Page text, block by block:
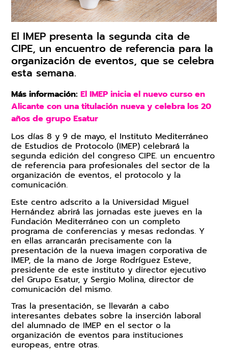
Trabaja en IMEP
Claustro Docente
Calidad y Medio Ambiente
El IMEP presenta la segunda cita de
CIPE, un encuentro de referencia para la
organización de eventos, que se celebra
esta semana.
Más información:El IMEP inicia el nuevo curso en
Alicante con una titulación nueva y celebra los 20
años de grupo Esatur
Los días 8 y 9 de mayo, el Instituto Mediterráneo
de Estudios de Protocolo (IMEP) celebrará la
segunda edición del congreso CIPE. un encuentro
de referencia para profesionales del sector de la
organización de eventos, el protocolo y la
comunicación.
Este centro adscrito a la Universidad Miguel
Hernández abrirá las jornadas este jueves en la
Fundación Mediterráneo con un completo
programa de conferencias y mesas redondas. Y
en ellas arrancarán precisamente con la
presentación de la nueva imagen corporativa de
IMEP, de la mano de Jorge Rodríguez Esteve,
presidente de este instituto y director ejecutivo
del Grupo Esatur, y Sergio Molina, director de
comunicación del mismo.
Tras la presentación, se llevarán a cabo
interesantes debates sobre la inserción laboral
del alumnado de IMEP en el sector o la
organización de eventos para instituciones
europeas, entre otras.